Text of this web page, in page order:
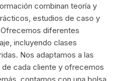
combinan teoría y
estudios de caso y
diferentes
incluyendo clases
Nos adaptamos a las
cada cliente y ofrecemos
contamos con una bolsa